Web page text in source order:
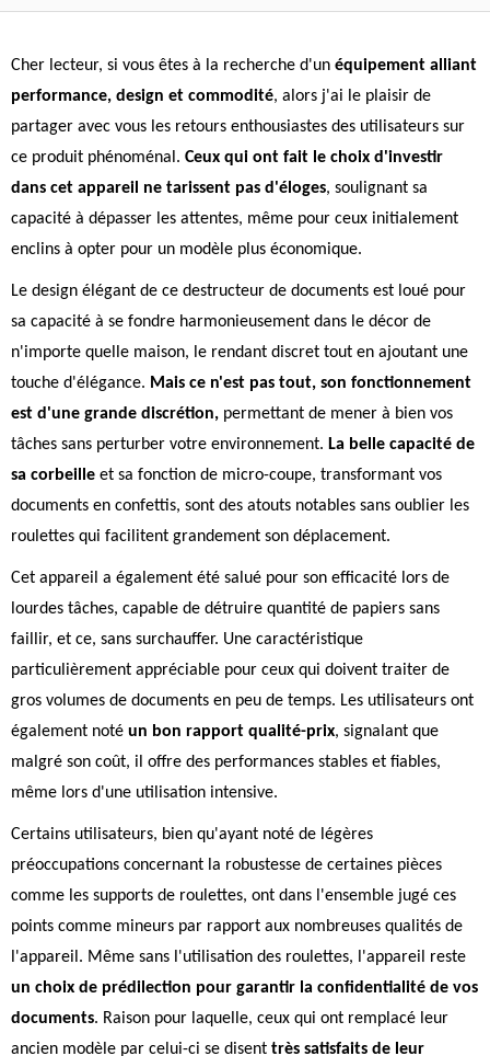
Cher lecteur, si vous êtes à la recherche d'un équipement alliant
performance, design et commodité, alors j'ai le plaisir de
partager avec vous les retours enthousiastes des utilisateurs sur
ce produit phénoménal. Ceux qui ont fait le choix d'investir
dans cet appareil ne tarissent pas d'éloges, soulignant sa
capacité à dépasser les attentes, même pour ceux initialement
enclins à opter pour un modèle plus économique.
Le design élégant de ce destructeur de documents est loué pour
sa capacité à se fondre harmonieusement dans le décor de
n'importe quelle maison, le rendant discret tout en ajoutant une
touche d'élégance. Mais ce n'est pas tout, son fonctionnement
est d'une grande discrétion, permettant de mener à bien vos
tâches sans perturber votre environnement. La belle capacité de
sa corbeille et sa fonction de micro-coupe, transformant vos
documents en confettis, sont des atouts notables sans oublier les
roulettes qui facilitent grandement son déplacement.
Cet appareil a également été salué pour son efficacité lors de
lourdes tâches, capable de détruire quantité de papiers sans
faillir, et ce, sans surchauffer. Une caractéristique
particulièrement appréciable pour ceux qui doivent traiter de
gros volumes de documents en peu de temps. Les utilisateurs ont
également noté un bon rapport qualité-prix, signalant que
malgré son coût, il offre des performances stables et fiables,
même lors d'une utilisation intensive.
Certains utilisateurs, bien qu'ayant noté de légères
préoccupations concernant la robustesse de certaines pièces
comme les supports de roulettes, ont dans l'ensemble jugé ces
points comme mineurs par rapport aux nombreuses qualités de
l'appareil. Même sans l'utilisation des roulettes, l'appareil reste
un choix de prédilection pour garantir la confidentialité de vos
documents. Raison pour laquelle, ceux qui ont remplacé leur
ancien modèle par celui-ci se disent très satisfaits de leur